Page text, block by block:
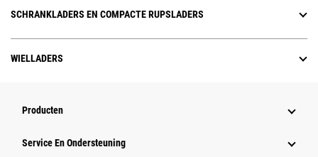
SCHRANKLADERS EN COMPACTE RUPSLADERS
WIELLADERS
Producten
Service En Ondersteuning